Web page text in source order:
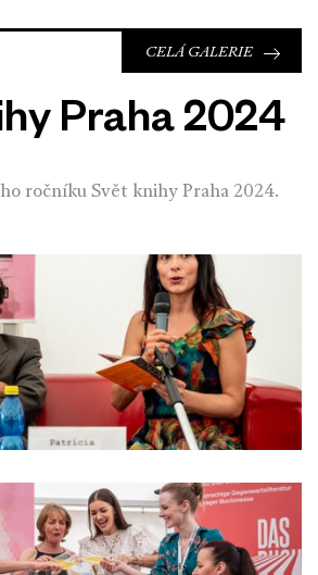
Praha 2024
ročníku Svět knihy Praha 2024.
CELÁ GALERIE